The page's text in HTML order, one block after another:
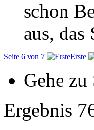
schon
aus, das
Seite 6 von 7 Erste
Gehe zu
Ergebnis